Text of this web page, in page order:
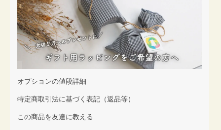
オプションの値段詳細
特定商取引法に基づく表記（返品等）
この商品を友達に教える